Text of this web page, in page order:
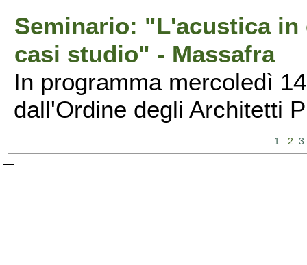
Seminario: "L'acustica
casi studio" - Massafra
In programma mercoledì
dall'Ordine degli Architetti
1 2 3